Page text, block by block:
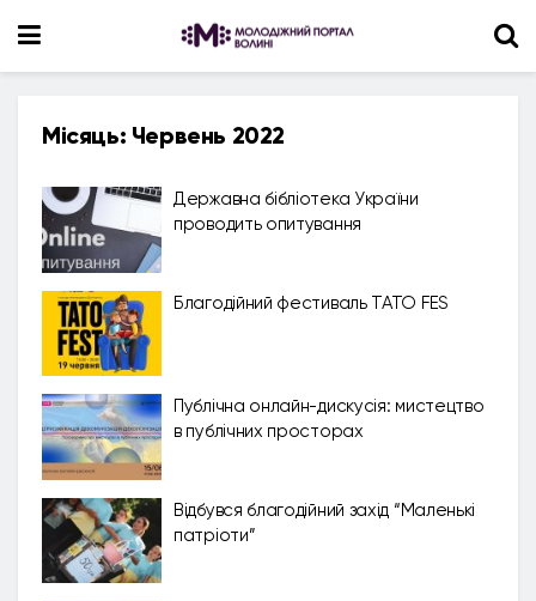
Місяць: Червень 2022
Державна бібліотека України
проводить опитування
Благодійний фестиваль ТАТО FES
Публічна онлайн-дискусія: мистецтво
в публічних просторах
Відбувся благодійний захід “Маленькі
патріоти”